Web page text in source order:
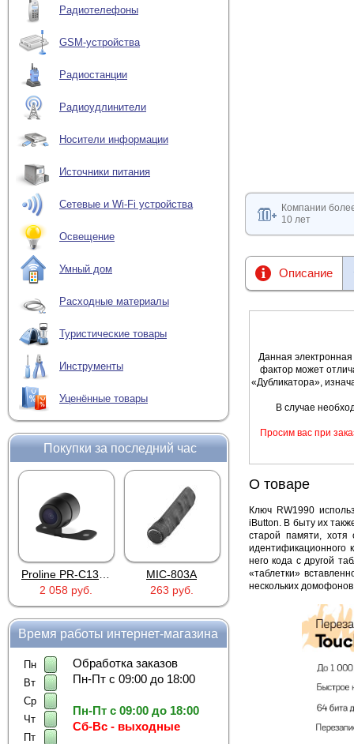
Радиотелефоны
GSM-устройства
Радиостанции
Радиоудлинители
Носители информации
Источники питания
Сетевые и Wi-Fi устройства
Освещение
Умный дом
Расходные материалы
Туристические товары
Инструменты
Уценённые товары
Покупки за последний час
2 058 руб.
MIC-803A
263 руб.
4PIN(п)/2RCA(м)+DJK-11(п)
386 руб.
Время работы интернет-магазина
Пн
Вт
Ср
Чт
Пт
Обработка заказов
Пн-Пт с 09:00 до 18:00
Пн-Пт с 09:00 до 18:00
Сб-Вс - выходные
Компании
10 лет
Описание
Данная
фактор может
«Дубликатора»,
В случае
Просим вас при
О товаре
Ключ RW1990
iButton. В быту их
старой памяти,
идентификационного
него кода с другой
«таблетки»
нескольких